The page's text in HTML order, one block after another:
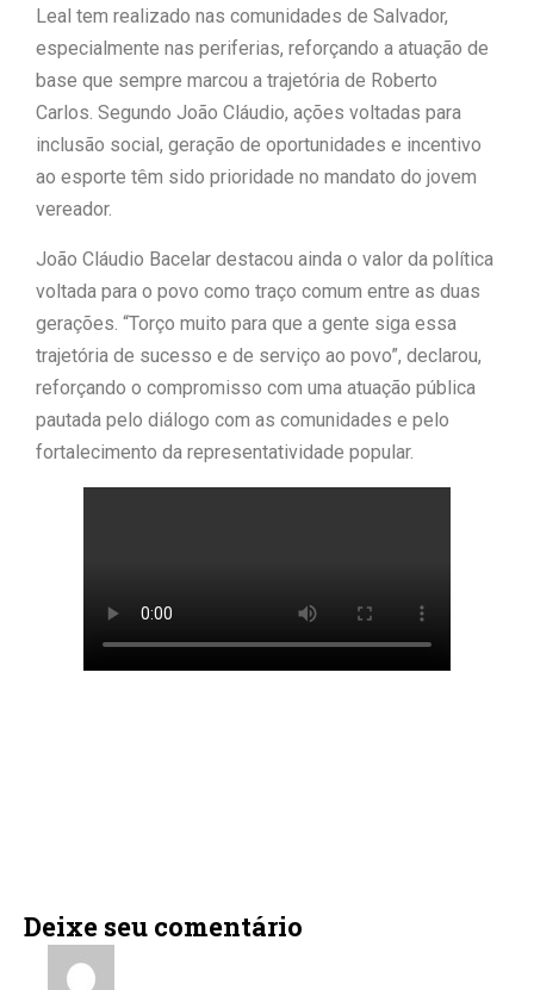
Leal tem realizado nas comunidades de Salvador,
especialmente nas periferias, reforçando a atuação de
base que sempre marcou a trajetória de Roberto
Carlos. Segundo João Cláudio, ações voltadas para
inclusão social, geração de oportunidades e incentivo
ao esporte têm sido prioridade no mandato do jovem
vereador.
João Cláudio Bacelar destacou ainda o valor da política
voltada para o povo como traço comum entre as duas
gerações. “Torço muito para que a gente siga essa
trajetória de sucesso e de serviço ao povo”, declarou,
reforçando o compromisso com uma atuação pública
pautada pelo diálogo com as comunidades e pelo
fortalecimento da representatividade popular.
Deixe seu comentário